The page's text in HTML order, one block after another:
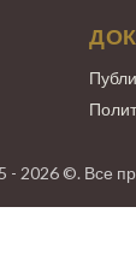
- 2026 ©. Все